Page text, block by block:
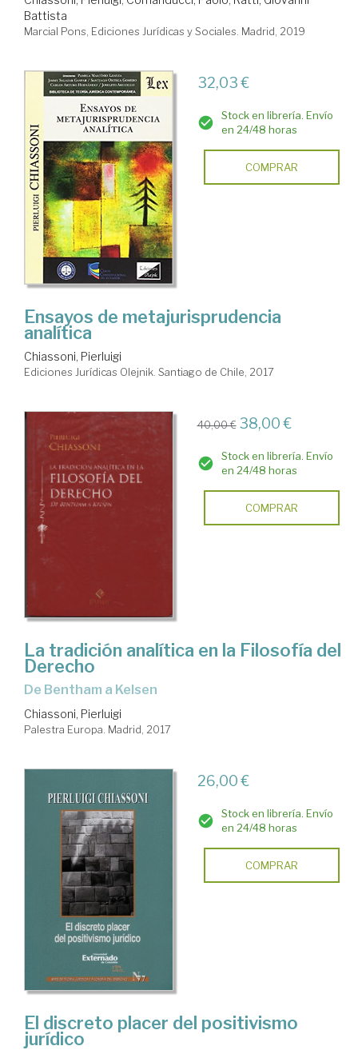
Battista
Marcial Pons, Ediciones Jurídicas y Sociales. Madrid, 2019
32,03 €
Stock en librería. Envío
en 24/48 horas
COMPRAR
Ensayos de metajurisprudencia
analítica
Chiassoni, Pierluigi
Ediciones Jurídicas Olejnik. Santiago de Chile, 2017
40,00 € 38,00 €
Stock en librería. Envío
en 24/48 horas
COMPRAR
La tradición analítica en la Filosofía del
Derecho
de Bentham a Kelsen
Chiassoni, Pierluigi
Palestra Europa. Madrid, 2017
26,00 €
Stock en librería. Envío
en 24/48 horas
COMPRAR
El discreto placer del positivismo
jurídico